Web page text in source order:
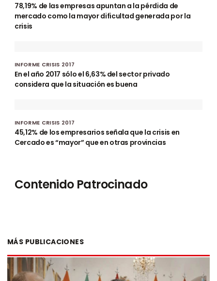
78,19% de las empresas apuntan a la pérdida de
mercado como la mayor dificultad generada por la
crisis
INFORME CRISIS 2017
En el año 2017 sólo el 6,63% del sector privado
considera que la situación es buena
INFORME CRISIS 2017
45,12% de los empresarios señala que la crisis en
Cercado es “mayor” que en otras provincias
Contenido Patrocinado
MÁS PUBLICACIONES